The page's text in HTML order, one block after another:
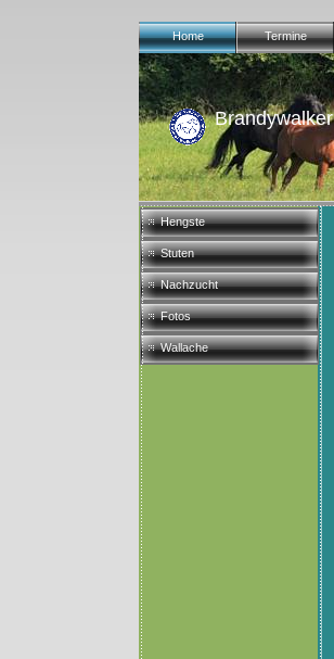
Home Termine
Brandywalker
Hengste
Stuten
Nachzucht
Fotos
Wallache